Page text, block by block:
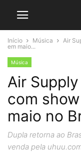
Início Música
Air
em maio...
Música
Air
com
maio no
Dupla retorna ao
venda pela